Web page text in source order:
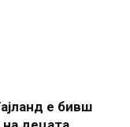
е бивш